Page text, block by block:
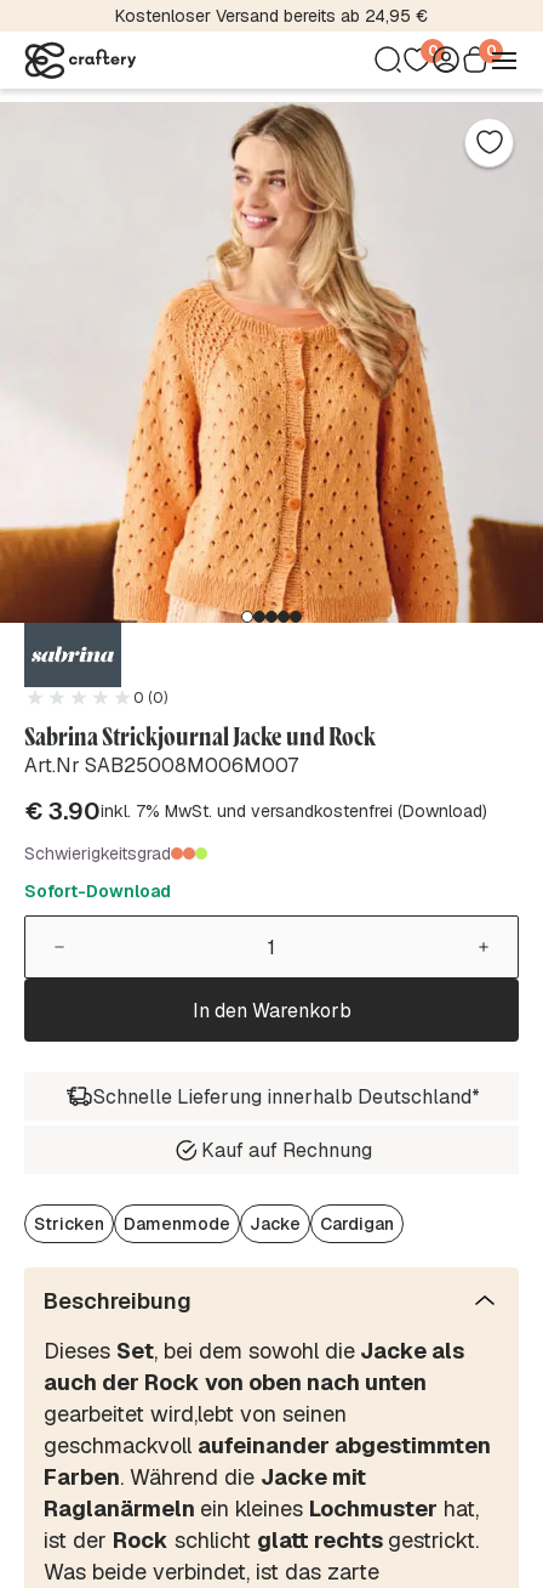
Kostenloser Versand bereits ab 24,95 €
0 0
0 (0)
Sabrina Strickjournal Jacke und Rock
Art.Nr SAB25008M006M007
€3.90inkl. 7% MwSt. und versandkostenfrei (Download)
Schwierigkeitsgrad
Sofort-Download
In den Warenkorb
Schnelle Lieferung innerhalb Deutschland*
Kauf auf Rechnung
Stricken Damenmode Jacke Cardigan
Beschreibung
Dieses Set, bei dem sowohl die Jacke als
auch der Rock von oben nach unten
gearbeitet wird,lebt von seinen
geschmackvoll aufeinander abgestimmten
Farben. Während die Jacke mit
Raglanärmeln ein kleines Lochmuster hat,
ist der Rock schlicht glatt rechts gestrickt.
Was beide verbindet, ist das zarte